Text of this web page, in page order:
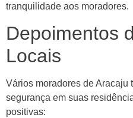
tranquilidade aos moradores.
Depoimentos
Locais
Vários moradores de Aracaju
segurança em suas
positivas: